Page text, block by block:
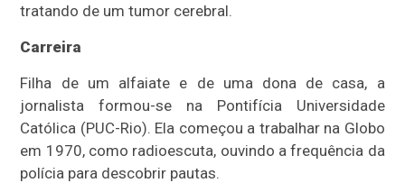
tratando de um tumor cerebral.
Carreira
Filha de um alfaiate e de uma dona de casa, a
jornalista formou-se na Pontifícia Universidade
Católica (PUC-Rio). Ela começou a trabalhar na Globo
em 1970, como radioescuta, ouvindo a frequência da
polícia para descobrir pautas.